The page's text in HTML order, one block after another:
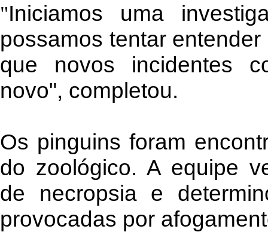
"Iniciamos uma
possamos tentar
que novos incidentes
novo", completou.
Os pinguins foram
do zoológico. A equipe
de necropsia e
provocadas por